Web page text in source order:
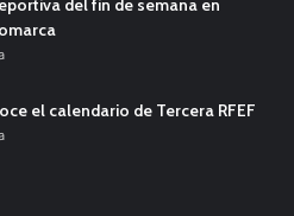
del fin de semana en
el calendario de Tercera RFEF